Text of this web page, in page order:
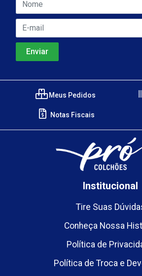
Meus Pedidos
Notas Fiscais
Institucional
Tire Suas
Conheça Nossa
Política de
Política de Troca e